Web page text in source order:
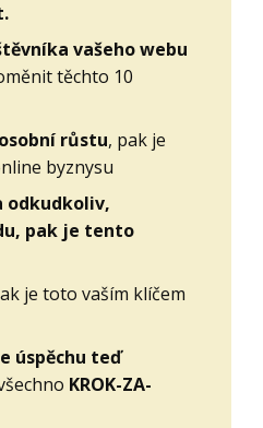
vašeho webu
těchto 10
růstu, pak je
byznysu
odkudkoliv,
pak je tento
je toto vaším klíčem
úspěchu teď
KROK-ZA-